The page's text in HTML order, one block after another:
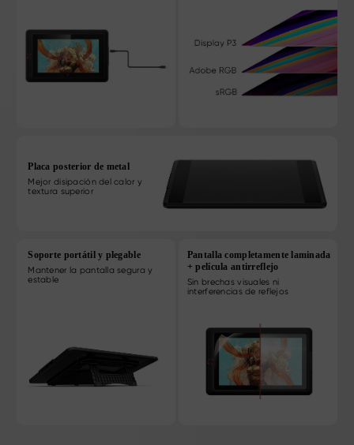
Placa posterior de metal
Mejor disipación del calor y
textura superior
Soporte portátil y plegable
Mantener la pantalla segura y
estable
Pantalla completamente laminada
+ película antirreflejo
Sin brechas visuales ni
interferencias de reflejos